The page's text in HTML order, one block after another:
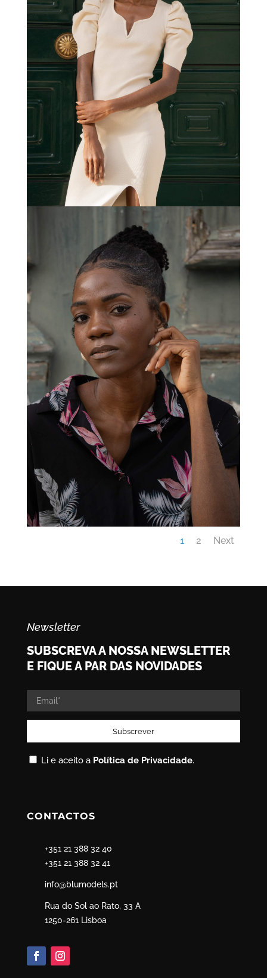
1 2 Next
Newsletter
SUBSCREVA A NOSSA NEWSLETTER
E FIQUE A PAR DAS NOVIDADES
Li e aceito a Política de Privacidade.
CONTACTOS
+351 21 388 32 40
+351 21 388 32 41
info@blumodels.pt
Rua do Sol ao Rato, 33 A
1250-261 Lisboa